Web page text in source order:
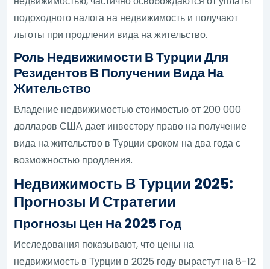
подоходного налога на недвижимость и получают
льготы при продлении вида на жительство.
Роль Недвижимости В Турции Для
Резидентов В Получении Вида На
Жительство
Владение недвижимостью стоимостью от 200 000
долларов США дает инвестору право на получение
вида на жительство в Турции сроком на два года с
возможностью продления.
Недвижимость В Турции 2025:
Прогнозы И Стратегии
Прогнозы Цен На 2025 Год
Исследования показывают, что цены на
недвижимость в Турции в 2025 году вырастут на 8-12